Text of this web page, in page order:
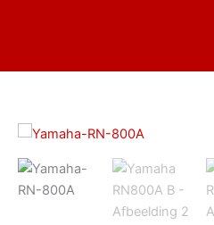
inhoud
Yamaha
B
aantal